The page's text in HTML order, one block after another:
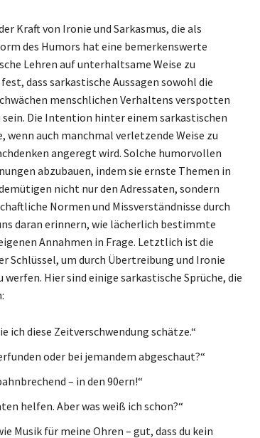
Kraft von Ironie und Sarkasmus, die als
des Humors hat eine bemerkenswerte
Lehren auf unterhaltsame Weise zu
dass sarkastische Aussagen sowohl die
menschlichen Verhaltens verspotten
Die Intention hinter einem sarkastischen
auch manchmal verletzende Weise zu
angeregt wird. Solche humorvollen
abzubauen, indem sie ernste Themen in
nicht nur den Adressaten, sondern
Normen und Missverständnisse durch
daran erinnern, wie lächerlich bestimmte
Annahmen in Frage. Letztlich ist die
Schlüssel, um durch Übertreibung und Ironie
Hier sind einige sarkastische Sprüche, die
ich diese Zeitverschwendung schätze.“
oder bei jemandem abgeschaut?“
– in den 90ern!“
helfen. Aber was weiß ich schon?“
Musik für meine Ohren – gut, dass du kein